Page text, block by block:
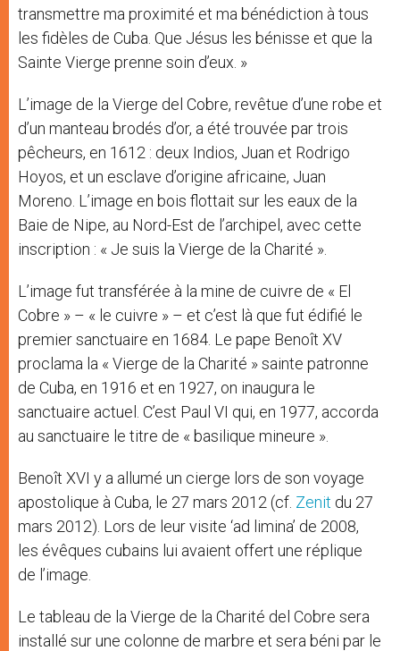
transmettre ma proximité et ma bénédiction à tous
les fidèles de Cuba. Que Jésus les bénisse et que la
Sainte Vierge prenne soin d’eux. »
L’image de la Vierge del Cobre, revêtue d’une robe et
d’un manteau brodés d’or, a été trouvée par trois
pêcheurs, en 1612 : deux Indios, Juan et Rodrigo
Hoyos, et un esclave d’origine africaine, Juan
Moreno. L’image en bois flottait sur les eaux de la
Baie de Nipe, au Nord-Est de l’archipel, avec cette
inscription : « Je suis la Vierge de la Charité ».
L’image fut transférée à la mine de cuivre de « El
Cobre » – « le cuivre » – et c’est là que fut édifié le
premier sanctuaire en 1684. Le pape Benoît XV
proclama la « Vierge de la Charité » sainte patronne
de Cuba, en 1916 et en 1927, on inaugura le
sanctuaire actuel. C’est Paul VI qui, en 1977, accorda
au sanctuaire le titre de « basilique mineure ».
Benoît XVI y a allumé un cierge lors de son voyage
apostolique à Cuba, le 27 mars 2012 (cf. Zenit du 27
mars 2012). Lors de leur visite ‘ad limina’ de 2008,
les évêques cubains lui avaient offert une réplique
de l’image.
Le tableau de la Vierge de la Charité del Cobre sera
installé sur une colonne de marbre et sera béni par le